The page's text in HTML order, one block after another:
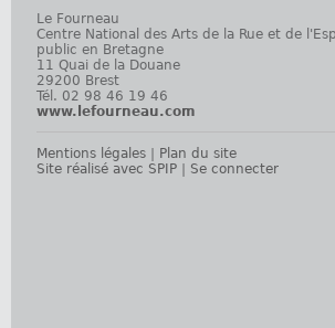
Le Fourneau
Centre National des Arts de la Rue et de
public en Bretagne
11 Quai de la Douane
29200 Brest
Tél. 02 98 46 19 46
www.lefourneau.com
Mentions légales
Plan du site
Site réalisé avec SPIP
Se connecter